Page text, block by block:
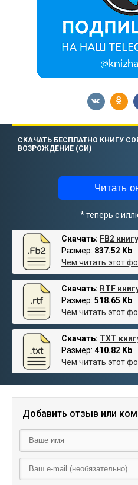
СКАЧАТЬ БЕСПЛАТНО КНИГУ
ВОЗРОЖДЕНИЕ (СИ)
Читать
* теперь с
Скачать: FB2 книгу
Размер: 837.52 Kb
Чем читать этот
Скачать: RTF
Размер: 518.65 Kb
Чем читать этот
Скачать: TXT
Размер: 410.82 Kb
Чем читать этот
Добавить отзыв или